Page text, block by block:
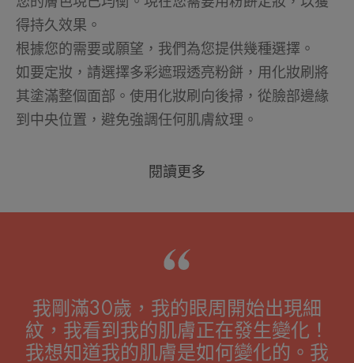
得持久效果。
根據您的需要或願望，我們為您提供幾種選擇。
如要定妝，請選擇多彩遮瑕透亮粉餅，用化妝刷將
其塗滿整個面部。使用化妝刷向後掃，從臉部邊緣
到中央位置，避免強調任何肌膚紋理。
閱讀更多
我剛滿30歲，我的眼周開始出現細
紋，我看到我的肌膚正在發生變化！
我想知道我的肌膚是如何變化的。我